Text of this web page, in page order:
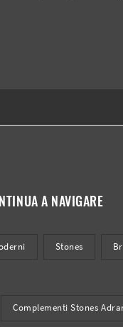
A NAVIGARE
Stones
Complementi Stones